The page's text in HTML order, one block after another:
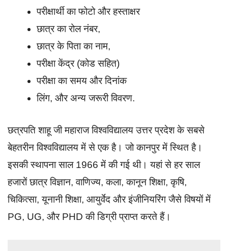
परीक्षार्थी का फोटो और हस्ताक्षर
छात्र का रोल नंबर,
छात्र के पिता का नाम,
परीक्षा केंद्र (कोड सहित)
परीक्षा का समय और दिनांक
लिंग, और अन्य जरूरी विवरण.
छत्रपति शाहू जी महाराज विश्वविद्यालय उत्तर प्रदेश के सबसे
बेहतरीन विश्वविद्यालय में से एक है। जो कानपुर में स्थित है।
इसकी स्थापना साल 1966 में की गई थी। यहां से हर साल
हजारों छात्र विज्ञान, वाणिज्य, कला, कानून शिक्षा, कृषि,
चिकित्सा, यूनानी शिक्षा, आयुर्वेद और इंजीनियरिंग जैसे विषयों में
PG, UG, और PHD की डिग्री प्राप्त करते हैं।